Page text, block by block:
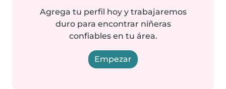
Agrega tu perfil hoy y trabajaremos
duro para encontrar niñeras
confiables en tu área.
Empezar